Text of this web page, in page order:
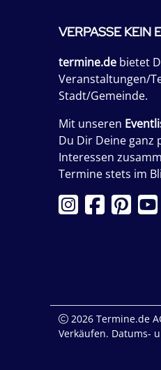
VERPASSE KEIN
termine.de bietet
Veranstaltungen/
Stadt/Gemeinde.
Mit unseren
Du Dir Deine ganz
Interessen
Termine stets im
2026 Termine.de
Verkäufen. Datums-